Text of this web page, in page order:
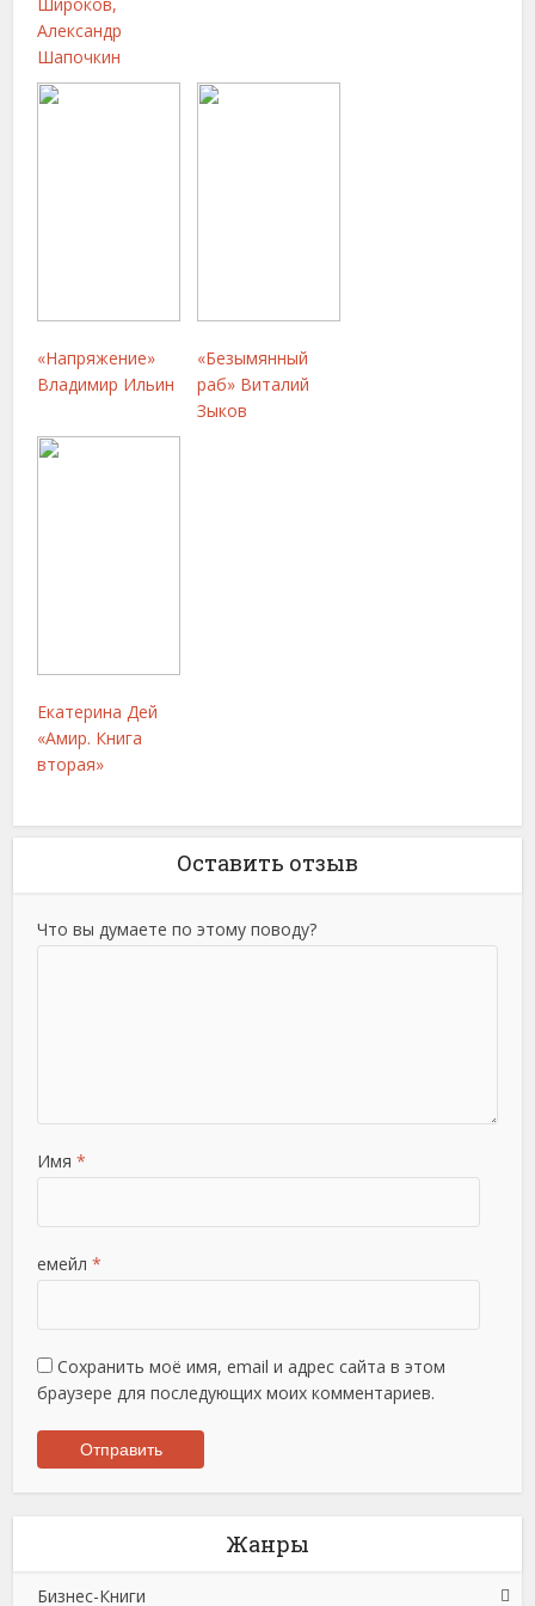
Александр
Шапочкин
«Напряжение»
Владимир Ильин
«Безымянный
раб» Виталий
Зыков
Екатерина Дей
«Амир. Книга
вторая»
Оставить отзыв
Что вы думаете по этому поводу?
Имя *
емейл *
Сохранить моё имя, email и адрес сайта в этом
браузере для последующих моих комментариев.
Жанры
Бизнес-Книги